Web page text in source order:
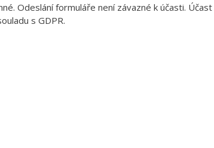
Odeslání formuláře není závazné k účasti.
s GDPR.